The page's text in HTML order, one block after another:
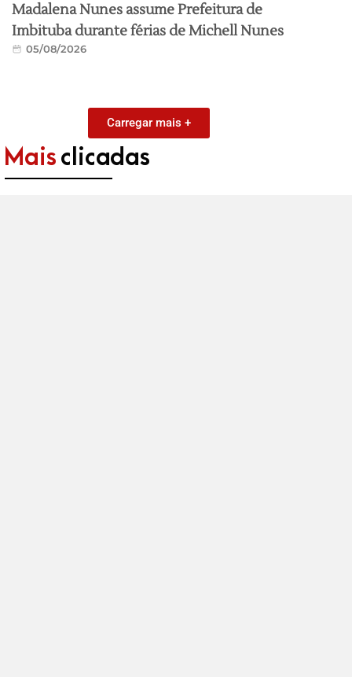
Madalena Nunes assume Prefeitura de
Imbituba durante férias de Michell Nunes
05/08/2026
Carregar mais +
Mais clicadas